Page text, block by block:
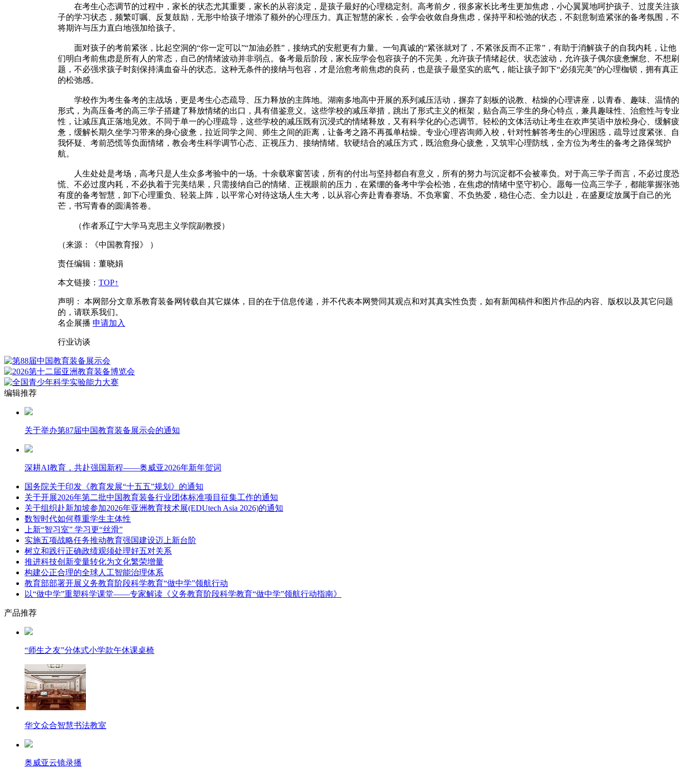
在考生心态调节的过程中，家长的状态尤其重要，家长的从容淡定，是孩子最好的心理稳定剂。高考前夕，很多家长比考生更加焦虑，小心翼翼地呵护孩子、过度关注孩
子的学习状态，频繁叮嘱、反复鼓励，无形中给孩子增添了额外的心理压力。真正智慧的家长，会学会收敛自身焦虑，保持平和松弛的状态，不刻意制造紧张的备考氛围，不
将期许与压力直白地强加给孩子。
面对孩子的考前紧张，比起空洞的“你一定可以”“加油必胜”，接纳式的安慰更有力量。一句真诚的“紧张就对了，不紧张反而不正常”，有助于消解孩子的自我内耗，让他
们明白考前焦虑是所有人的常态，自己的情绪波动并非弱点。备考最后阶段，家长应学会包容孩子的不完美，允许孩子情绪起伏、状态波动，允许孩子偶尔疲惫懈怠、不想刷
题，不必强求孩子时刻保持满血奋斗的状态。这种无条件的接纳与包容，才是治愈考前焦虑的良药，也是孩子最坚实的底气，能让孩子卸下“必须完美”的心理枷锁，拥有真正
的松弛感。
学校作为考生备考的主战场，更是考生心态疏导、压力释放的主阵地。湖南多地高中开展的系列减压活动，摒弃了刻板的说教、枯燥的心理讲座，以青春、趣味、温情的
形式，为高压备考的高三学子搭建了释放情绪的出口，具有借鉴意义。这些学校的减压举措，跳出了形式主义的框架，贴合高三学生的身心特点，兼具趣味性、治愈性与专业
性，让减压真正落地见效。不同于单一的心理疏导，这些学校的减压既有沉浸式的情绪释放，又有科学化的心态调节。轻松的文体活动让考生在欢声笑语中放松身心、缓解疲
惫，缓解长期久坐学习带来的身心疲惫，拉近同学之间、师生之间的距离，让备考之路不再孤单枯燥。专业心理咨询师入校，针对性解答考生的心理困惑，疏导过度紧张、自
我怀疑、考前恐慌等负面情绪，教会考生科学调节心态、正视压力、接纳情绪。软硬结合的减压方式，既治愈身心疲惫，又筑牢心理防线，全方位为考生的备考之路保驾护
航。
人生处处是考场，高考只是人生众多考验中的一场。十余载寒窗苦读，所有的付出与坚持都自有意义，所有的努力与沉淀都不会被辜负。对于高三学子而言，不必过度恐
慌、不必过度内耗，不必执着于完美结果，只需接纳自己的情绪、正视眼前的压力，在紧绷的备考中学会松弛，在焦虑的情绪中坚守初心。愿每一位高三学子，都能掌握张弛
有度的备考智慧，卸下心理重负、轻装上阵，以平常心对待这场人生大考，以从容心奔赴青春赛场。不负寒窗、不负热爱，稳住心态、全力以赴，在盛夏绽放属于自己的光
芒，书写青春的圆满答卷。
（作者系辽宁大学马克思主义学院副教授）
（来源：《中国教育报》 ）
责任编辑：董晓娟
本文链接 ： TOP↑
声明： 本网部分文章系教育装备网转载自其它媒体，目的在于信息传递，并不代表本网赞同其观点和对其真实性负责，如有新闻稿件和图片作品的内容、版权以及其它问题
的，请联系我们。
名企展播 申请加入
行业访谈
编辑推荐
关于举办第87届中国教育装备展示会的通知
深耕AI教育，共赴强国新程——奥威亚2026年新年贺词
国务院关于印发《教育发展“十五五”规划》的通知
关于开展2026年第二批中国教育装备行业团体标准项目征集工作的通知
关于组织赴新加坡参加2026年亚洲教育技术展(EDUtech Asia 2026)的通知
数智时代如何尊重学生主体性
上新“智习室” 学习更“丝滑”
实施五项战略任务推动教育强国建设迈上新台阶
树立和践行正确政绩观须处理好五对关系
推进科技创新变量转化为文化繁荣增量
构建公正合理的全球人工智能治理体系
教育部部署开展义务教育阶段科学教育“做中学”领航行动
以“做中学”重塑科学课堂——专家解读《义务教育阶段科学教育“做中学”领航行动指南》
产品推荐
“师生之友”分体式小学款午休课桌椅
华文众合智慧书法教室
奥威亚云镜录播